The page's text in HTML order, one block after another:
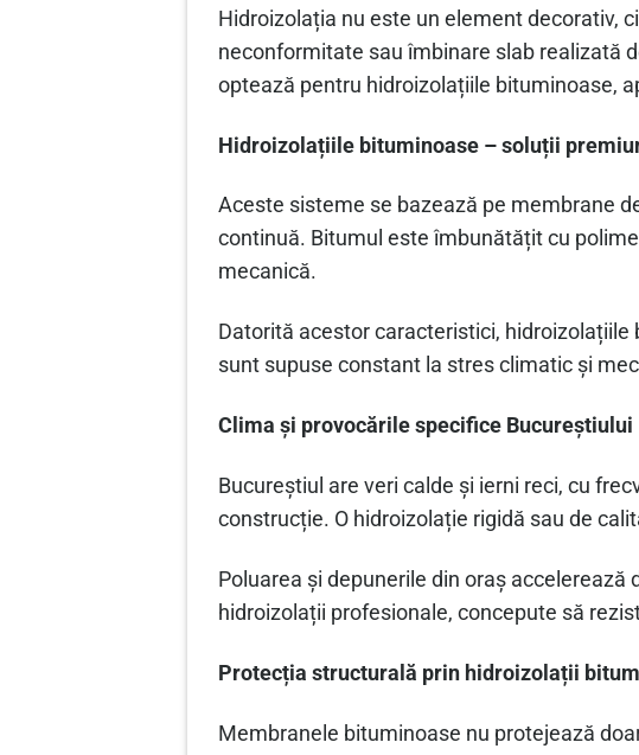
Hidroizolația nu este un element decorativ,
neconformitate sau îmbinare slab realizată
optează pentru hidroizolațiile bituminoase,
Hidroizolațiile bituminoase – soluții
Aceste sisteme se bazează pe membrane
continuă. Bitumul este îmbunătățit cu
mecanică.
Datorită acestor caracteristici,
sunt supuse constant la stres climatic și
Clima și provocările specifice Bucureștiului
Bucureștiul are veri calde și ierni reci, cu
construcție. O hidroizolație rigidă sau de
Poluarea și depunerile din oraș accelerează
hidroizolații profesionale, concepute să
Protecția structurală prin hidroizolații
Membranele bituminoase nu protejează